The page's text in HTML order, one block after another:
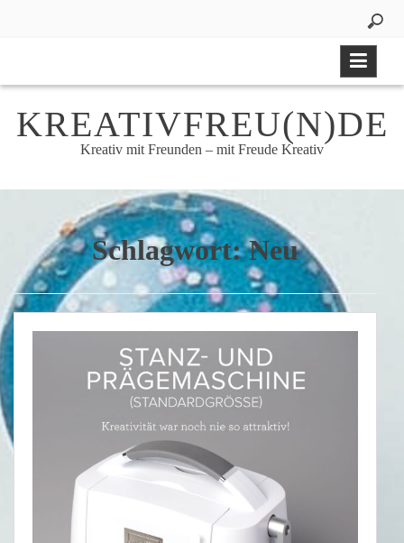
KREATIVFREU(N)DE
Kreativ mit Freunden – mit Freude Kreativ
Schlagwort:Neu